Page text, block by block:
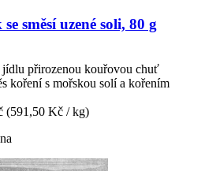
směsí uzené soli, 80 g
jídlu přirozenou kouřovou chuť
koření s mořskou solí a kořením
(591,50 Kč / kg)